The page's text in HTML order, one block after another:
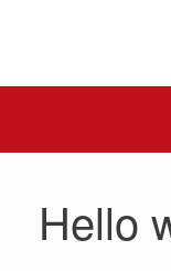
Hello